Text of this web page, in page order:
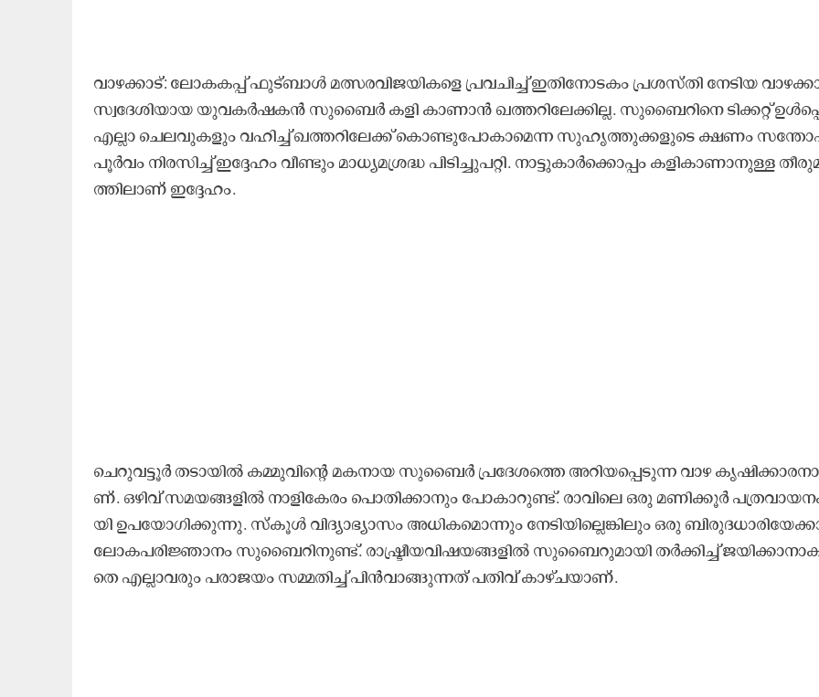
വാ​ഴ​ക്കാ​ട്: ലോ​ക​ക​പ്പ് ഫു​ട്ബാ​ൾ മ​ത്സ​ര​വി​ജ​യി​ക​ളെ പ്ര​വ​ചി​ച്ച് ഇ​തി​നോ​ട​കം പ്ര​ശ​സ്തി നേ​ടി​യ
സ്വ​ദേ​ശി​യാ​യ യു​വ​ക​ർ​ഷ​ക​ൻ സു​ബൈ​ർ ക​ളി കാ​ണാ​ൻ ഖ​ത്ത​റി​ലേ​ക്കി​ല്ല. സു​ബൈ​റി​നെ ടി​ക്ക​റ്റ്
എ​ല്ലാ ചെ​ല​വു​ക​ളും വ​ഹി​ച്ച് ഖ​ത്ത​റി​ലേ​ക്ക് കൊ​ണ്ടു​പോ​കാ​മെ​ന്ന സു​ഹൃ​ത്തു​ക്ക​ളു​ടെ ക്ഷ​ണം
പൂ​ർ​വം നി​ര​സി​ച്ച് ഇ​ദ്ദേ​ഹം വീ​ണ്ടും മാ​ധ്യ​മ​ശ്ര​ദ്ധ പി​ടി​ച്ചു​പ​റ്റി. നാ​ട്ടു​കാ​ർ​ക്കൊ​പ്പം ക​ളി​കാ​ണാ​നു​ള്ള
ത്തി​ലാ​ണ് ഇ​ദ്ദേ​ഹം.
ചെ​റു​വ​ട്ടൂ​ർ ത​ടാ​യി​ൽ ക​മ്മു​വി​ന്റെ മ​ക​നാ​യ സു​ബൈ​ർ പ്ര​ദേ​ശ​ത്തെ അ​റി​യ​പ്പെ​ടു​ന്ന വാ​ഴ കൃ​ഷി​ക്കാ​ര​നാ​
ണ്. ഒ​ഴി​വ് സ​മ​യ​ങ്ങ​ളി​ൽ നാ​ളി​കേ​രം പൊ​തി​ക്കാ​നും പോ​കാ​റു​ണ്ട്. രാ​വി​ലെ ഒ​രു മ​ണി​ക്കൂ​ർ
യി ഉ​പ​യോ​ഗി​ക്കു​ന്നു. സ്കൂ​ൾ വി​ദ്യാ​ഭ്യാ​സം അ​ധി​ക​മൊ​ന്നും നേ​ടി​യി​ല്ലെ​ങ്കി​ലും ഒ​രു
ലോ​ക​പ​രി​ജ്ഞാ​നം സു​ബൈ​റി​നു​ണ്ട്. രാ​ഷ്ട്രീ​യ​വി​ഷ​യ​ങ്ങ​ളി​ൽ സു​ബൈ​റു​മാ​യി ത​ർ​ക്കി​ച്ച്
തെ എ​ല്ലാ​വ​രും പ​രാ​ജ​യം സ​മ്മ​തി​ച്ച് പി​ൻ​വാ​ങ്ങു​ന്ന​ത് പ​തി​വ് കാ​ഴ്ച​യാ​ണ്.